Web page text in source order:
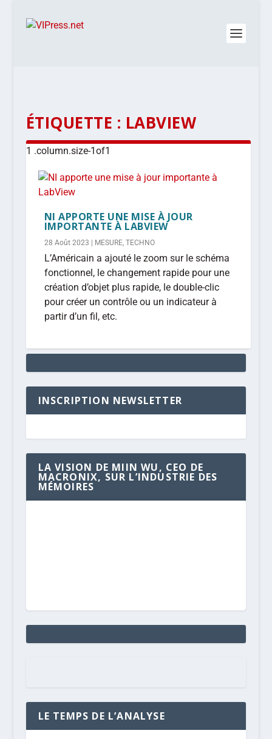
ÉTIQUETTE : LABVIEW
NI APPORTE UNE MISE À JOUR
IMPORTANTE À LABVIEW
28 Août 2023 MESURE, TECHNO
L’Américain a ajouté le zoom sur le schéma
fonctionnel, le changement rapide pour une
création d’objet plus rapide, le double-clic
pour créer un contrôle ou un indicateur à
partir d’un fil, etc.
INSCRIPTION NEWSLETTER
LA VISION DE MIIN WU, CEO DE
MACRONIX, SUR L’INDUSTRIE DES
MÉMOIRES
LE TEMPS DE L’ANALYSE